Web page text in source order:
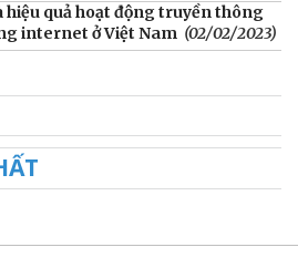
hiệu quả hoạt động truyền thông
internet ở Việt Nam (02/02/2023)